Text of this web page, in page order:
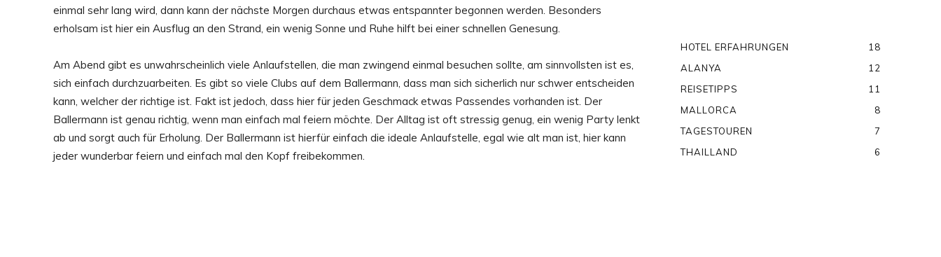
einmal sehr lang wird, dann kann der nächste Morgen durchaus etwas entspannter begonnen werden. Besonders
erholsam ist hier ein Ausflug an den Strand, ein wenig Sonne und Ruhe hilft bei einer schnellen Genesung.
Am Abend gibt es unwahrscheinlich viele Anlaufstellen, die man zwingend einmal besuchen sollte, am sinnvollsten ist es,
sich einfach durchzuarbeiten. Es gibt so viele Clubs auf dem Ballermann, dass man sich sicherlich nur schwer entscheiden
kann, welcher der richtige ist. Fakt ist jedoch, dass hier für jeden Geschmack etwas Passendes vorhanden ist. Der
Ballermann ist genau richtig, wenn man einfach mal feiern möchte. Der Alltag ist oft stressig genug, ein wenig Party lenkt
ab und sorgt auch für Erholung. Der Ballermann ist hierfür einfach die ideale Anlaufstelle, egal wie alt man ist, hier kann
jeder wunderbar feiern und einfach mal den Kopf freibekommen.
HOTEL ERFAHRUNGEN
18
ALANYA
12
REISETIPPS
11
MALLORCA
8
TAGESTOUREN
7
THAILLAND
6